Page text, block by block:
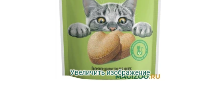
Увеличить изображение